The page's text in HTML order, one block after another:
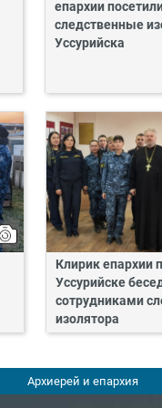
епархии
следственные
Уссурийска
Клирик епархии
Уссурийске
сотрудниками
изолятора
Архиерей и епархия